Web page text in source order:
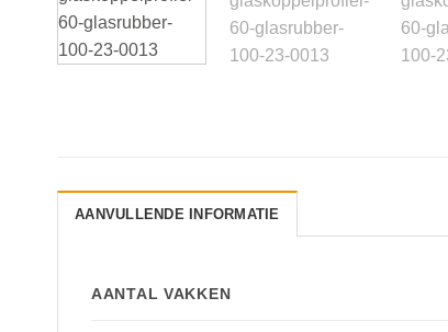
AANVULLENDE INFORMATIE
AANTAL VAKKEN